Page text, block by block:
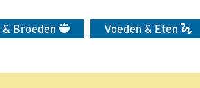
& Broeden Voeden & Eten